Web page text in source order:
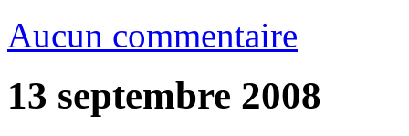
Aucun commentaire
13 septembre 2008